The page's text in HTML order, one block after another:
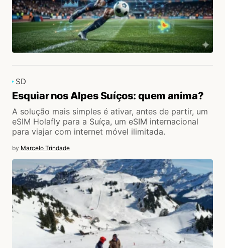
SD
Esquiar nos Alpes Suíços: quem anima?
A solução mais simples é ativar, antes de partir, um
eSIM Holafly para a Suíça, um eSIM internacional
para viajar com internet móvel ilimitada.
by Marcelo Trindade